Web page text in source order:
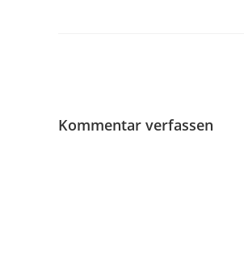
Kommentar verfassen